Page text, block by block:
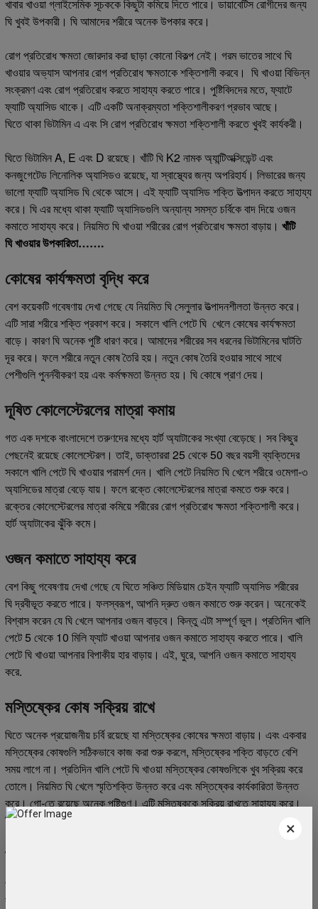
খাবার খাওয়া গ্লাইসেমিক সূচককে কিছুটা কমিয়ে দিতে পারে। ডায়াবেটিস রোগীদের জন্য
ঘি খুবই উপকারী। ঘি আমাদের শরীরে অনেক উপকার করে।
রোগ প্রতিরোধ ক্ষমতা জোরদার করা ছাড়া কোনো বিকল্প নেই। গরম ভাতের সাথে ঘি
খাওয়ার অভ্যাস আপনার রোগ প্রতিরোধ ক্ষমতাকে শক্তিশালী করবে। ঘি খাওয়া বিভিন্ন
সংক্রমণ এবং রোগ প্রতিরোধ করতে সাহায্য করতে পারে। পুষ্টিবিদদের মতে, ফ্যাটে
ফ্যাটি অ্যাসিড থাকে। এটি একটি অনাক্রম্যতা শক্তিশালীকরণ প্রভাব আছে।
ঘিতে থাকা ভিটামিন এ এবং সি রোগ প্রতিরোধ ক্ষমতা শক্তিশালী করতে খুবই কার্যকরী।
ঘিতে ভিটামিন A, E এবং D রয়েছে। খাঁটি ঘি K2 নামক অ্যান্টিঅক্সিডেন্ট এবং
কনজুগেটেড লিনোলিক অ্যাসিডও রয়েছে, যা স্বাস্থ্যের জন্য অপরিহার্য। লিভারের জন্য
ভালো ফ্যাটি অ্যাসিড ঘি থেকে আসে। এই ফ্যাটি অ্যাসিড শক্তি উত্পাদন করতে সাহায্য
করে। ঘি এর মধ্যে থাকা ফ্যাটি অ্যাসিডগুলি অন্যান্য সমস্ত চর্বিকে বাদ দিয়ে ওজন
কমাতে সাহায্য করে। নিয়মিত ঘি খাওয়া শরীরের রোগ প্রতিরোধ ক্ষমতা বাড়ায়।খাঁটি
ঘি খাওয়ার উপকারিতা…….
কোষের কার্যক্ষমতা বৃদ্ধি করে
বেশ কয়েকটি গবেষণায় দেখা গেছে যে নিয়মিত ঘি সেলুলার উত্পাদনশীলতা উন্নত করে।
এটি সারা শরীরে শক্তি প্রকাশ করে। সকালে খালি পেটে ঘি খেলে কোষের কার্যক্ষমতা
বাড়ে। কারণ ঘি অনেক পুষ্টি ধারণ করে। আমাদের শরীরের সব ধরনের ভিটামিনের ঘাটতি
দূর করে। ফলে শরীরে নতুন কোষ তৈরি হয়। নতুন কোষ তৈরি হওয়ার সাথে সাথে
পেশীগুলি পুনর্নবীকরণ হয় এবং কর্মক্ষমতা উন্নত হয়। ঘি কোষে প্রাণ দেয়।
দূষিত কোলেস্টেরলের মাত্রা কমায়
গত এক দশকে বাংলাদেশে তরুণদের মধ্যে হার্ট অ্যাটাকের সংখ্যা বেড়েছে। সব কিছুর
পেছনেই রয়েছে কোলেস্টেরল। তাই, ডাক্তাররা 25 থেকে 50 বছর বয়সী ব্যক্তিদের
সকালে খালি পেটে ঘি খাওয়ার পরামর্শ দেন। খালি পেটে নিয়মিত ঘি খেলে শরীরে ওমেগা-৩
অ্যাসিডের মাত্রা বেড়ে যায়। ফলে রক্তে কোলেস্টেরলের মাত্রা কমতে শুরু করে।
রক্তের কোলেস্টেরলের মাত্রা কমিয়ে শরীরের রোগ প্রতিরোধ ক্ষমতা শক্তিশালী করে।
হার্ট অ্যাটাকের ঝুঁকি কমে।
ওজন কমাতে সাহায্য করে
বেশ কিছু গবেষণায় দেখা গেছে যে ঘিতে সঞ্চিত মিডিয়াম চেইন ফ্যাটি অ্যাসিড শরীরের
ঘি দ্রবীভূত করতে পারে। ফলস্বরূপ, আপনি দ্রুত ওজন কমাতে শুরু করেন। অনেকেই
বিশ্বাস করেন যে ঘি খেলে আপনার ওজন বাড়বে। কিন্তু এটা সম্পূর্ণ ভুল। প্রতিদিন খালি
পেটে 5 থেকে 10 মিলি ফ্যাট খাওয়া আপনার ওজন কমাতে সাহায্য করতে পারে। খালি
পেটে ঘি খাওয়া আপনার বিপাকীয় হার বাড়ায়। এই, ঘুরে, আপনি ওজন কমাতে সাহায্য
করে.
মস্তিষ্কের কোষ সক্রিয় রাখে
ঘিতে অনেক প্রয়োজনীয় চর্বি রয়েছে যা মস্তিষ্কের কোষের ক্ষমতা বাড়ায়। এবং একবার
মস্তিষ্কের কোষগুলি সঠিকভাবে কাজ করা শুরু করলে, মস্তিষ্কের শক্তি বাড়তে বেশি
সময় লাগে না। প্রতিদিন খালি পেটে ঘি খাওয়া মস্তিষ্কের কোষগুলিকে খুব সক্রিয় করে
তোলে। নিয়মিত ঘি খেলে স্মৃতিশক্তি উন্নত করে এবং মস্তিষ্কের কার্যকারিতা উন্নত
করে। গো-তে রয়েছে অনেক পুষ্টিগুণ। এটি মস্তিষ্ককে সক্রিয় রাখতে সাহায্য করে।
ডিমেনশিয়া এবং আলঝেইমার রোগ প্রতিরোধে ঘি কার্যকর।
চুল পড়া প্রতিরোধ করে
প্রতিদিন খালি পেটে ঘি খেলে আপনি সুস্থ থাকতে পারেন। স্বাস্থ্য ভালো থাকলে মানুষও
সুস্থ থাকবে। কারণ ঘি সম্পূর্ণ চর্বিযুক্ত খাবার। নিয়মিত ঘি খেলে মাথায় রক্ত সঞ্চালন
×